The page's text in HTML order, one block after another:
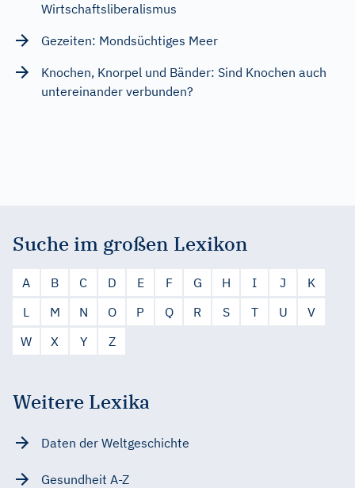
Wirtschaftsliberalismus
Gezeiten: Mondsüchtiges Meer
Knochen, Knorpel und Bänder: Sind Knochen auch
untereinander verbunden?
Suche im großen Lexikon
A B C D E F G H I J
K
L
M N O P Q R S T U
V
W
X Y Z
Weitere Lexika
Daten der Weltgeschichte
Gesundheit A-Z